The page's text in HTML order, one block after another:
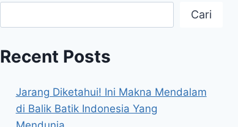
Cari
Recent Posts
Jarang Diketahui! Ini Makna Mendalam
di Balik Batik Indonesia Yang